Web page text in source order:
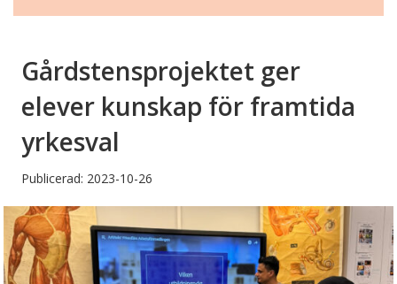
Gårdstensprojektet ger
elever kunskap för framtida
yrkesval
Publicerad: 2023-10-26